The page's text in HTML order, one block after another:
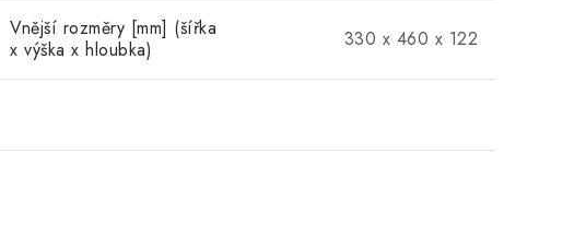
Vnější rozměry [mm] (šířka
x výška x hloubka)
330 x 460 x 122